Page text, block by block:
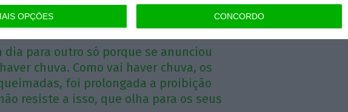
OPÇÕES CONCORDO
o responsável.
para outro só porque se anunciou
chuva. Como vai haver chuva, os
foi prolongada a proibição
resiste a isso, que olha para os seus